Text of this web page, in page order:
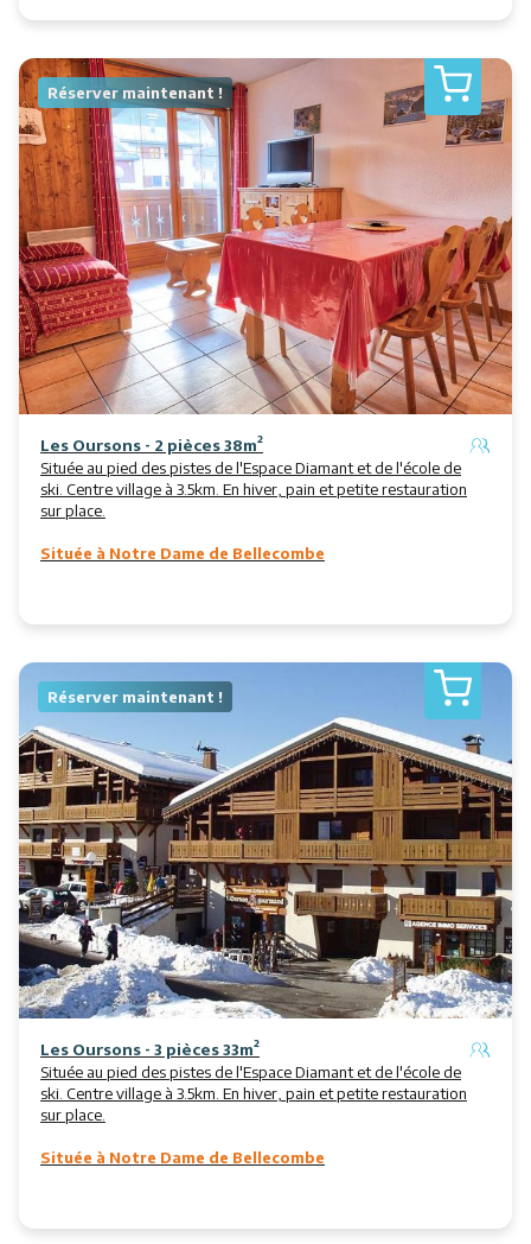
Réserver maintenant !
Les Oursons - 2 pièces 38m²
Située au pied des pistes de l'Espace Diamant et de l'école de
ski. Centre village à 3.5km. En hiver, pain et petite restauration
sur place.
Située à Notre Dame de Bellecombe
Réserver maintenant !
Les Oursons - 3 pièces 33m²
Située au pied des pistes de l'Espace Diamant et de l'école de
ski. Centre village à 3.5km. En hiver, pain et petite restauration
sur place.
Située à Notre Dame de Bellecombe